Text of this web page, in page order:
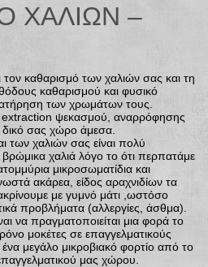
ΧΑΛΙΏΝ –
τον καθαρισμό των χαλιών σας και τη
καθαρισμού και φυσικό
των χρωμάτων τους.
ψεκασμού, αναρρόφησης
δικό σας χώρο άμεσα.
των χαλιών σας είναι πολύ
χαλιά λόγο το ότι περπατάμε
μικροσωματίδια και
ακάρεα, είδος αραχνιδίων τα
με γυμνό μάτι ,ωστόσο
προβλήματα (αλλεργίες, άσθμα).
να πραγματοποιείται μια φορά το
μοκέτες σε επαγγελματικούς
μεγάλο μικροβιακό φορτίο από το
μας χώρου.